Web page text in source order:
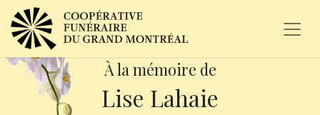
À la mémoire de
Lise Lahaie